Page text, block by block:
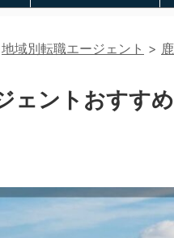
地域別転職エージェント >
ェントおすす